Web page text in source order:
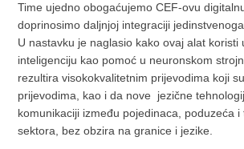
Time ujedno obogaćujemo CEF-ovu
doprinosimo daljnjoj integraciji
U nastavku je naglasio kako ovaj alat koristi
inteligenciju kao pomoć u neuronskom
rezultira visokokvalitetnim prijevodima koji
prijevodima, kao i da nove jezične
komunikaciji između pojedinaca, poduzeća i
sektora, bez obzira na granice i jezike.